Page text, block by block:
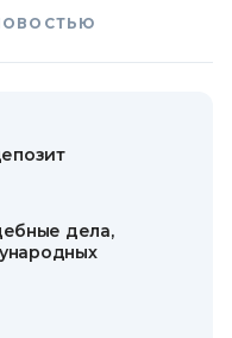
дела,